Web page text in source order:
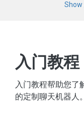
Show
入门教程
入门教程帮助您了
的定制聊天机器人。